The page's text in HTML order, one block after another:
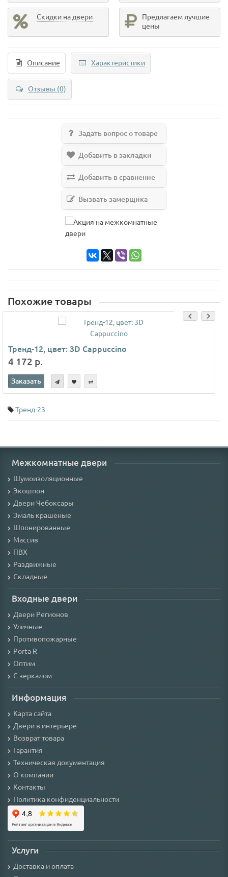
Скидки на двери
Предлагаем лучшие
цены
Описание Характеристики
Отзывы (0)
Задать вопрос о товаре
Добавить в закладки
Добавить в сравнение
Вызвать замерщика
Похожие товары
Тренд-12, цвет: 3D Cappuccino
4 172 р.
Заказать
Тренд-23
Межкомнатные двери
Шумоизоляционные
Экошпон
Двери Чебоксары
Эмаль крашеные
Шпонированные
Массив
ПВХ
Раздвижные
Складные
Входные двери
Двери Регионов
Уличные
Противопожарные
Porta R
Оптим
С зеркалом
Информация
Карта сайта
Двери в интерьере
Возврат товара
Гарантия
Техническая документация
О компании
Контакты
Политика конфиденциальности
Услуги
Доставка и оплата